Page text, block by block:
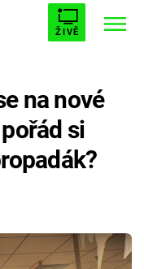
ŽIVĚ
5
na nové
si